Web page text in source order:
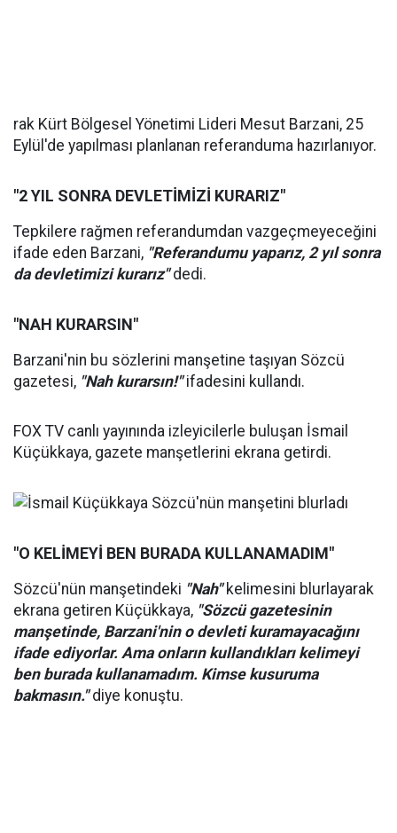
rak Kürt Bölgesel Yönetimi Lideri Mesut Barzani, 25
Eylül'de yapılması planlanan referanduma hazırlanıyor.
"2 YIL SONRA DEVLETİMİZİ KURARIZ"
Tepkilere rağmen referandumdan vazgeçmeyeceğini
ifade eden Barzani, "Referandumu yaparız, 2 yıl sonra
da devletimizi kurarız"dedi.
"NAH KURARSIN"
Barzani'nin bu sözlerini manşetine taşıyan Sözcü
gazetesi, "Nah kurarsın!"ifadesini kullandı.
FOX TV canlı yayınında izleyicilerle buluşan İsmail
Küçükkaya, gazete manşetlerini ekrana getirdi.
"O KELİMEYİ BEN BURADA KULLANAMADIM"
Sözcü'nün manşetindeki "Nah"kelimesini blurlayarak
ekrana getiren Küçükkaya, "Sözcü gazetesinin
manşetinde, Barzani'nin o devleti kuramayacağını
ifade ediyorlar. Ama onların kullandıkları kelimeyi
ben burada kullanamadım. Kimse kusuruma
bakmasın."diye konuştu.